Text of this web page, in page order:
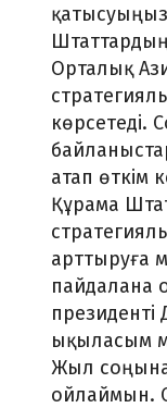
Орталық
көрсетеді.
атап өткім
Құрама
арттыруға
пайдалана
ықыласым
Жыл соңына
ойлаймын.